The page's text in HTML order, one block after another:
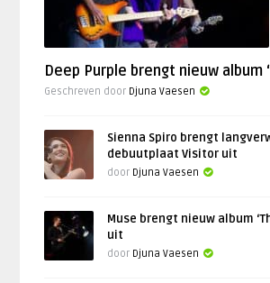
Deep Purple brengt nieuw album
Geschreven door Djuna Vaesen
Sienna Spiro brengt
debuutplaat Visitor uit
door Djuna Vaesen
Muse brengt nieuw album
uit
door Djuna Vaesen